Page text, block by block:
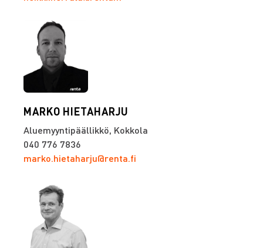
MARKO HIETAHARJU
Aluemyyntipäällikkö, Kokkola
040 776 7836
marko.hietaharju@renta.fi